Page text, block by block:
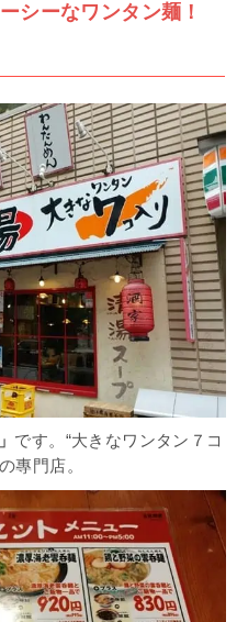
シーなワンタン麺！
です。“大きなワンタン７コ
專門店。